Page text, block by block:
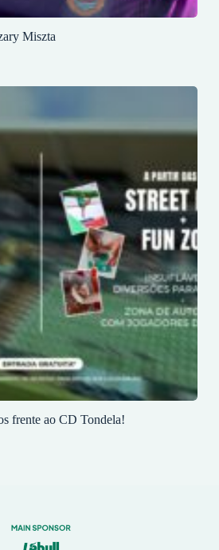
Miszta
frente ao CD Tondela!